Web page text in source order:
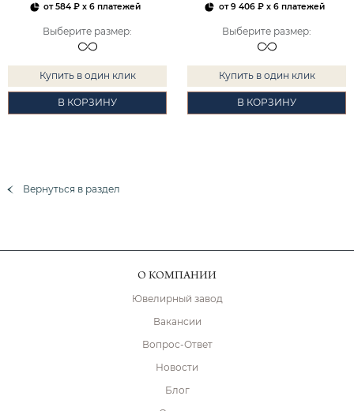
от584 ₽ x 6 платежей
Выберите размер:
Купить в один клик
В КОРЗИНУ
от9 406 ₽x 6 платежей
Выберите размер:
Купить в один клик
В КОРЗИНУ
Вернуться в раздел
О КОМПАНИИ
Ювелирный завод
Вакансии
Вопрос-Ответ
Новости
Блог